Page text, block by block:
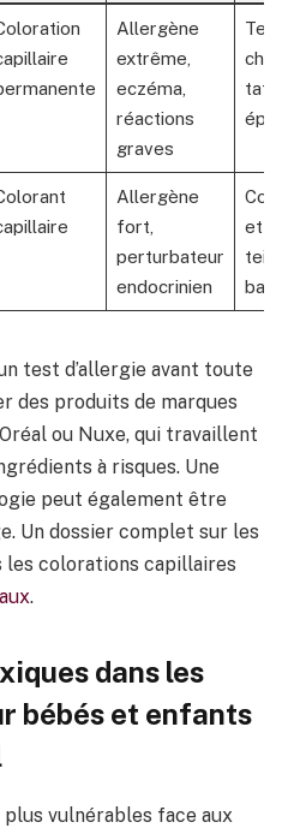
Allergène
extrême,
eczéma,
réactions
graves
Allergène
fort,
perturbateur
endocrinien
et
test d’allergie avant toute
des produits de marques
ou Nuxe, qui travaillent
à risques. Une
peut également être
Un dossier complet sur les
les colorations capillaires
.
dans les
bébés et enfants
vulnérables face aux